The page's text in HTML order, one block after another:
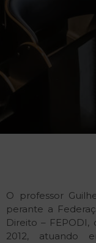
O professor
perante a
Direito – FEPODI,
2012, atuando